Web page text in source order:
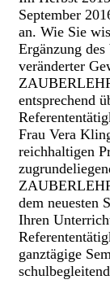
September
an. Wie Sie
Ergänzung
veränderter
entsprechend
Frau Vera
reichhaltigen
dem neuesten
Ihren
ganztägige